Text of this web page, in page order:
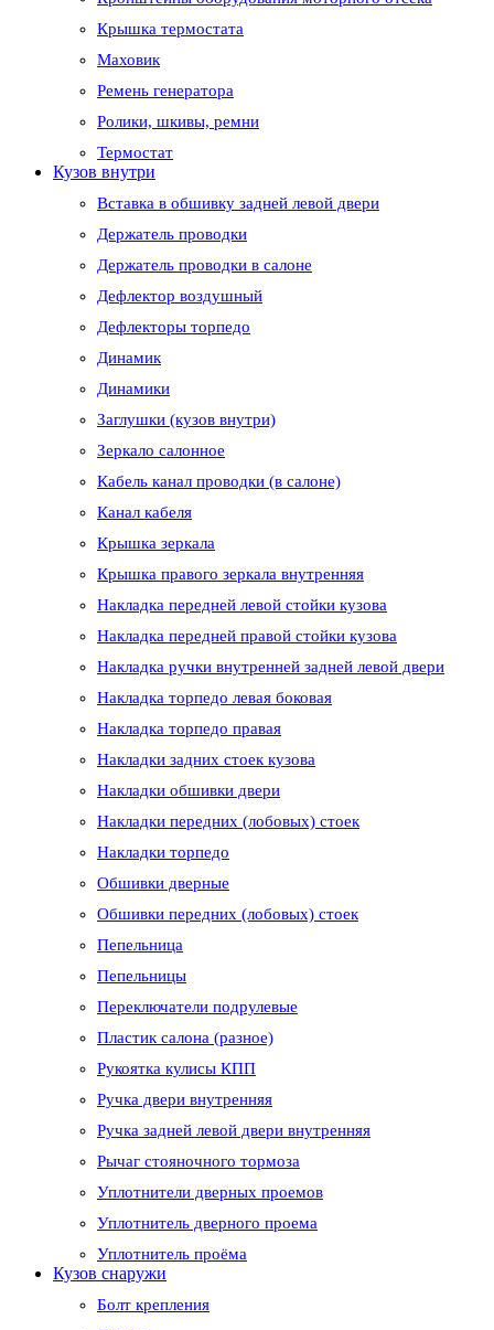
Крышка термостата
Маховик
Ремень генератора
Ролики, шкивы, ремни
Термостат
Кузов внутри
Вставка в обшивку задней левой двери
Держатель проводки
Держатель проводки в салоне
Дефлектор воздушный
Дефлекторы торпедо
Динамик
Динамики
Заглушки (кузов внутри)
Зеркало салонное
Кабель канал проводки (в салоне)
Канал кабеля
Крышка зеркала
Крышка правого зеркала внутренняя
Накладка передней левой стойки кузова
Накладка передней правой стойки кузова
Накладка ручки внутренней задней левой двери
Накладка торпедо левая боковая
Накладка торпедо правая
Накладки задних стоек кузова
Накладки обшивки двери
Накладки передних (лобовых) стоек
Накладки торпедо
Обшивки дверные
Обшивки передних (лобовых) стоек
Пепельница
Пепельницы
Переключатели подрулевые
Пластик салона (разное)
Рукоятка кулисы КПП
Ручка двери внутренняя
Ручка задней левой двери внутренняя
Рычаг стояночного тормоза
Уплотнители дверных проемов
Уплотнитель дверного проема
Уплотнитель проёма
Кузов снаружи
Болт крепления